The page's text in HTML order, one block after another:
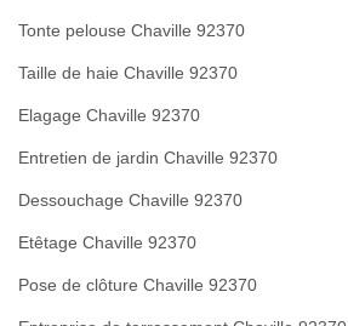
Tonte pelouse Chaville 92370
Taille de haie Chaville 92370
Elagage Chaville 92370
Entretien de jardin Chaville 92370
Dessouchage Chaville 92370
Etêtage Chaville 92370
Pose de clôture Chaville 92370